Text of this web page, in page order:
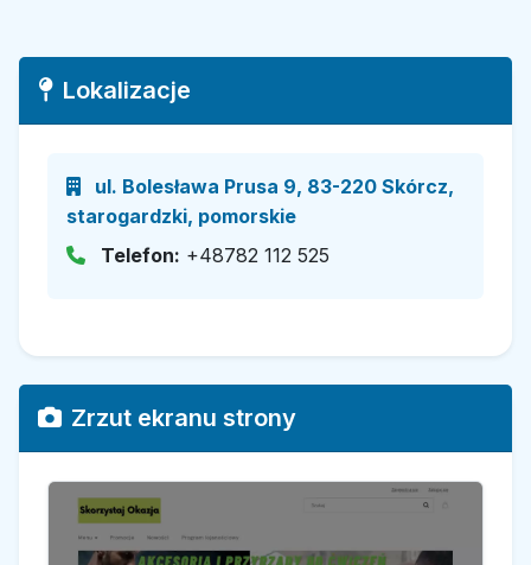
Lokalizacje
ul. Bolesława Prusa 9, 83-220 Skórcz,
starogardzki, pomorskie
Telefon: +48782 112 525
Zrzut ekranu strony